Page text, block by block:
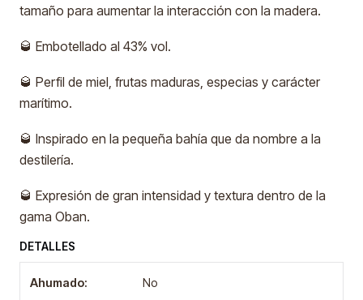
tamaño para aumentar la interacción con la madera.
🥃 Embotellado al 43% vol.
🥃 Perfil de miel, frutas maduras, especias y carácter
marítimo.
🥃 Inspirado en la pequeña bahía que da nombre a la
destilería.
🥃 Expresión de gran intensidad y textura dentro de la
gama Oban.
DETALLES
Ahumado: No